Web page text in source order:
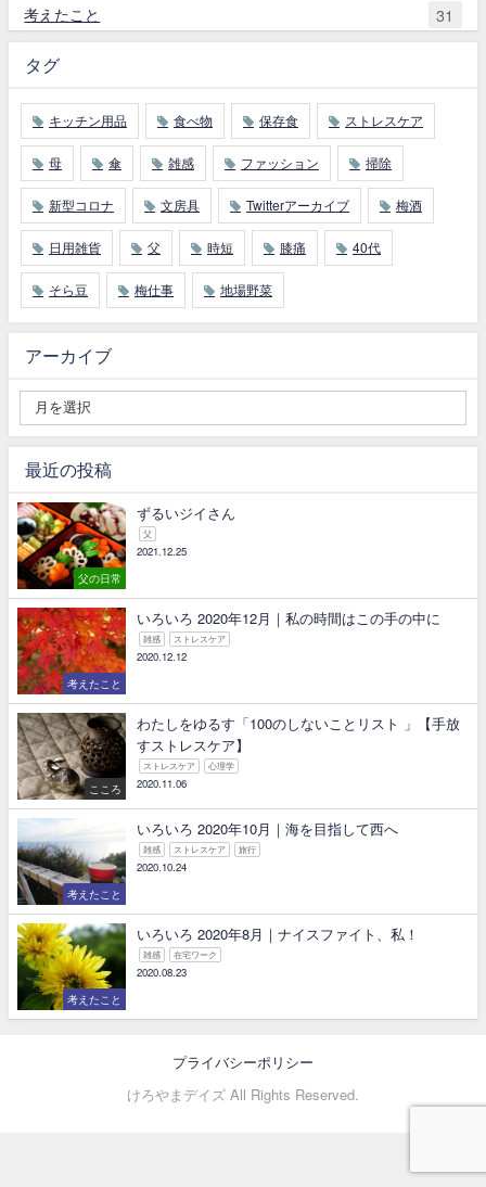
考えたこと
31
タグ
キッチン用品 食べ物 保存食 ストレスケア
母 傘 雑感 ファッション 掃除
新型コロナ 文房具 Twitterアーカイブ 梅酒
日用雑貨 父 時短 膝痛 40代
そら豆 梅仕事 地場野菜
アーカイブ
最近の投稿
父の日常
ずるいジイさん
父
2021.12.25
考えたこと
いろいろ 2020年12月｜私の時間はこの手の中に
雑感 ストレスケア
2020.12.12
こころ
わたしをゆるす「100のしないことリスト 」【手放
すストレスケア】
ストレスケア 心理学
2020.11.06
考えたこと
いろいろ 2020年10月｜海を目指して西へ
雑感 ストレスケア 旅行
2020.10.24
考えたこと
いろいろ 2020年8月｜ナイスファイト、私！
雑感 在宅ワーク
2020.08.23
プライバシーポリシー
けろやまデイズ All Rights Reserved.